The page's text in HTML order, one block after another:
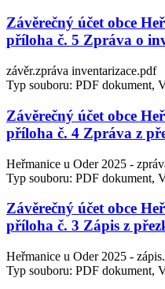
Závěrečný účet obce
příloha č. 5 Zpráva o
závěr.zpráva inventarizace.pdf
Typ souboru: PDF dokument,
Závěrečný účet obce
příloha č. 4 Zpráva z
Heřmanice u Oder 2025 -
Typ souboru: PDF dokument,
Závěrečný účet obce
příloha č. 3 Zápis z
Heřmanice u Oder 2025 -
Typ souboru: PDF dokument,